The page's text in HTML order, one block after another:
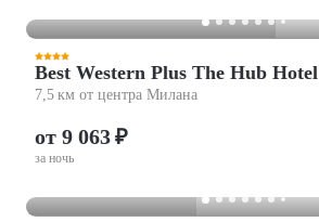
Best Western Plus The Hub Hotel
7,5 км от центра Милана
от 9 063 ₽
за ночь